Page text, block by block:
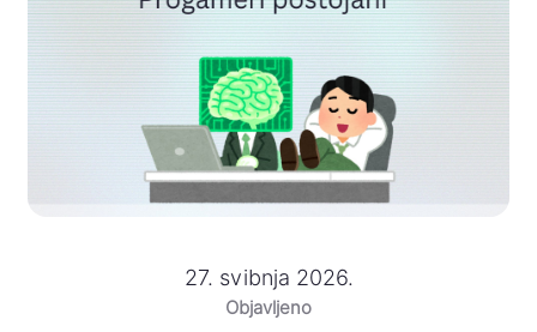
27. svibnja 2026.
Objavljeno